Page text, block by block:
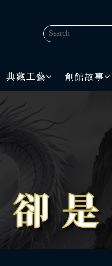
典藏工藝 創館故事